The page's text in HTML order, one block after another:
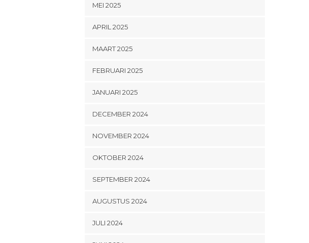
MEI 2025
APRIL 2025
MAART 2025
FEBRUARI 2025
JANUARI 2025
DECEMBER 2024
NOVEMBER 2024
OKTOBER 2024
SEPTEMBER 2024
AUGUSTUS 2024
JULI 2024